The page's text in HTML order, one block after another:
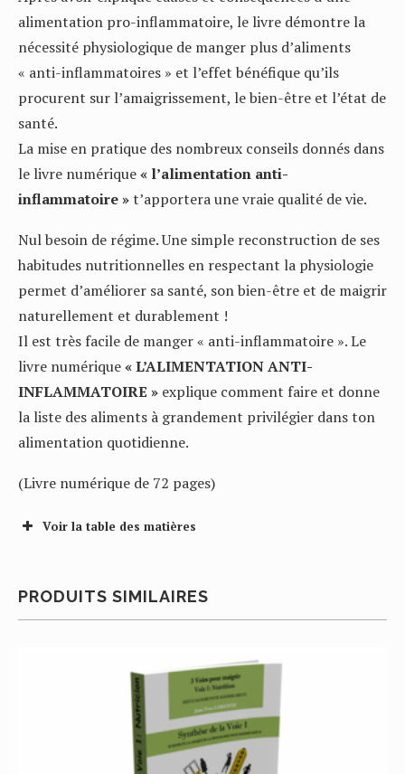
alimentation pro-inflammatoire, le livre démontre la
nécessité physiologique de manger plus d’aliments
« anti-inflammatoires » et l’effet bénéfique qu’ils
procurent sur l’amaigrissement, le bien-être et l’état de
santé.
La mise en pratique des nombreux conseils donnés dans
le livre numérique« l’alimentation anti-
inflammatoire »t’apportera une vraie qualité de vie.
Nul besoin de régime. Une simple reconstruction de ses
habitudes nutritionnelles en respectant la physiologie
permet d’améliorer sa santé, son bien-être et de maigrir
naturellement et durablement !
Il est très facile de manger « anti-inflammatoire ». Le
livre numérique« L’ALIMENTATION ANTI-
INFLAMMATOIRE » explique comment faire et donne
la liste des aliments à grandement privilégier dans ton
alimentation quotidienne.
(Livre numérique de 72 pages)
Voir la table des matières
PRODUITS SIMILAIRES